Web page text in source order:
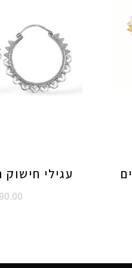
עגילי